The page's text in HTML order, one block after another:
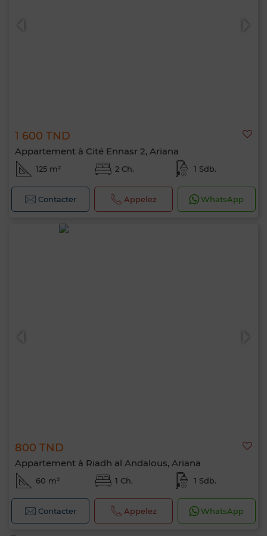
1 600 TND
Appartement à Cité Ennasr 2, Ariana
125 m² 2 Ch. 1 Sdb.
Contacter Appelez WhatsApp
800 TND
Appartement à Riadh al Andalous, Ariana
60 m² 1 Ch. 1 Sdb.
Contacter Appelez WhatsApp